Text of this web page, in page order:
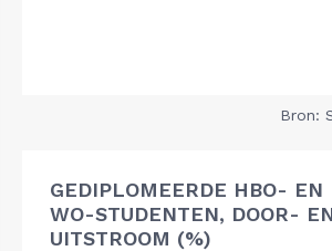
Bron:
GEDIPLOMEERDE HBO- EN
WO-STUDENTEN, DOOR-
UITSTROOM (%)